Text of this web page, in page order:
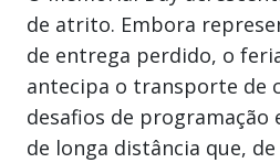
de atrito. Embora
de entrega perdido, o
antecipa o transporte de
desafios de programação
de longa distância que,